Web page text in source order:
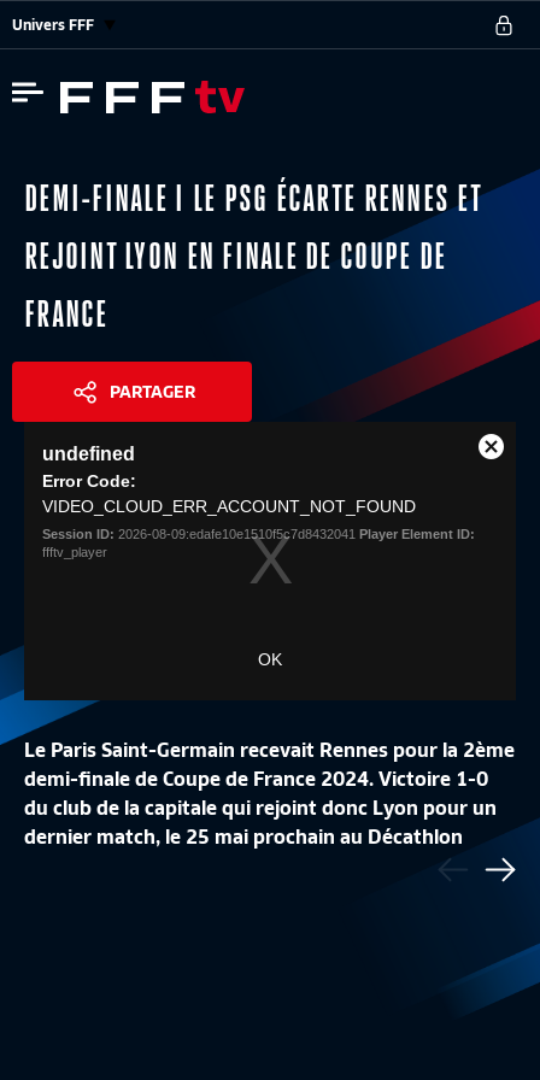
Univers FFF
DEMI-FINALE I LE PSG ÉCARTE RENNES ET
REJOINT LYON EN FINALE DE COUPE DE
FRANCE
PARTAGER
Share
modal
undefined
Error Code:
VIDEO_CLOUD_ERR_ACCOUNT_NOT_FOUND
Session ID: 2026-08-09:edafe10e1510f5c7d8432041 Player Element ID:
ffftv_player
OK
Close
Le Paris Saint-Germain recevait Rennes pour la 2ème
demi-finale de Coupe de France 2024. Victoire 1-0
du club de la capitale qui rejoint donc Lyon pour un
dernier match, le 25 mai prochain au Décathlon
Précédent
DEMI-FINALE I LE PSG ÉCARTE RENNES ET
REJOINT LYON EN FINALE DE COUPE DE
DEMI-FINALE I
APRÈS...